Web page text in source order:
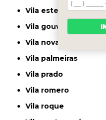
vila ester
vila gouvea
vila nova
vila palmeiras
vila prado
vila romero
vila roque